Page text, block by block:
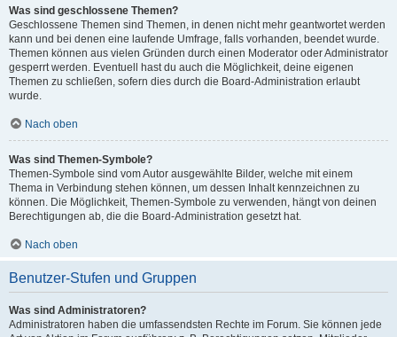
Was sind geschlossene Themen?
Geschlossene Themen sind Themen, in denen nicht mehr geantwortet werden
kann und bei denen eine laufende Umfrage, falls vorhanden, beendet wurde.
Themen können aus vielen Gründen durch einen Moderator oder Administrator
gesperrt werden. Eventuell hast du auch die Möglichkeit, deine eigenen
Themen zu schließen, sofern dies durch die Board-Administration erlaubt
wurde.
Nach oben
Was sind Themen-Symbole?
Themen-Symbole sind vom Autor ausgewählte Bilder, welche mit einem
Thema in Verbindung stehen können, um dessen Inhalt kennzeichnen zu
können. Die Möglichkeit, Themen-Symbole zu verwenden, hängt von deinen
Berechtigungen ab, die die Board-Administration gesetzt hat.
Nach oben
Benutzer-Stufen und Gruppen
Was sind Administratoren?
Administratoren haben die umfassendsten Rechte im Forum. Sie können jede